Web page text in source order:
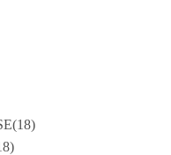
(18)